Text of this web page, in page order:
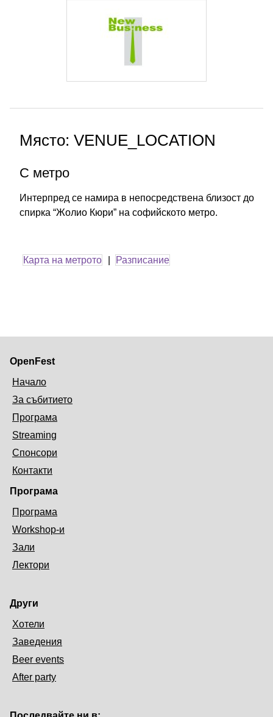
Място: VENUE_LOCATION
С метро
Интерпред се намира в непосредствена близост до
спирка “Жолио Кюри” на софийското метро.
Карта на метрото Разписание
OpenFest
Начало
За събитието
Програма
Streaming
Спонсори
Контакти
Програма
Програма
Workshop-и
Зали
Лектори
Други
Хотели
Заведения
Beer events
After party